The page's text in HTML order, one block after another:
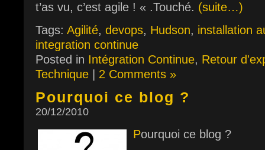
t’as vu, c’est agile ! « .Touché. (suite…)
Tags: Agilité, devops, Hudson, installation
integration continue
Posted in Intégration Continue, Retour
Technique
2 Comments »
Pourquoi ce blog ?
20/12/2010
Pourquoi ce blog ?